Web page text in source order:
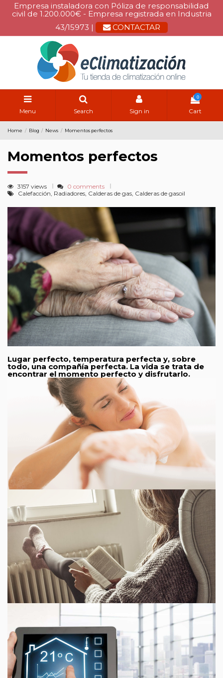
Empresa instaladora con Póliza de responsabilidad
civil de 1.200.000€ - Empresa registrada en Industria
43/15973 |
CONTACTAR
Menu Search Sign in
0
Cart
Home Blog News Momentos perfectos
Momentos perfectos
3157 views
0 comments
Calefacción, Radiadores, Calderas de gas, Calderas de gasoil
Lugar perfecto, temperatura perfecta y, sobre
todo, una compañía perfecta. La vida se trata de
encontrar el momento perfecto y disfrutarlo.